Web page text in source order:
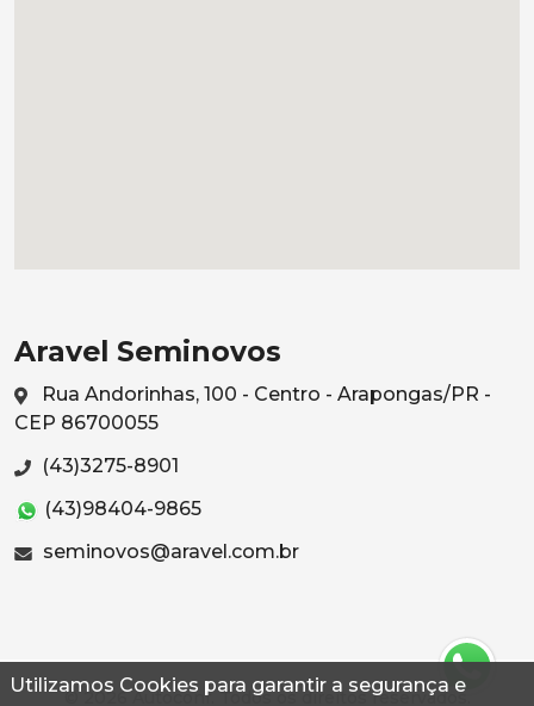
Utilizamos Cookies para garantir a segurança e
Aravel Seminovos
Rua Andorinhas, 100 - Centro - Arapongas/PR -
CEP 86700055
(43)3275-8901
(43)98404-9865
seminovos@aravel.com.br
© 2026 Autoconf. Todos os direitos reservados.